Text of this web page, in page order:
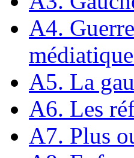
A4.
A5. La
A6. Les
A7. Plus